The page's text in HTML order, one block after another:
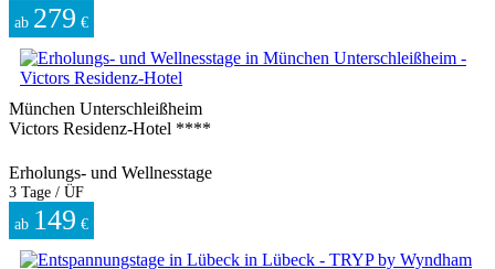
ab 279 €
München Unterschleißheim
Victors Residenz-Hotel ****
Erholungs- und Wellnesstage
3 Tage / ÜF
ab 149 €